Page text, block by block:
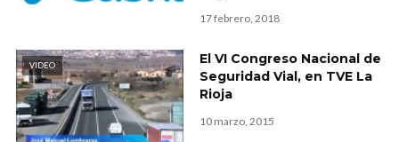
17 febrero, 2018
VIDEO
El VI Congreso Nacional de
Seguridad Vial, en TVE La
Rioja
10 marzo, 2015